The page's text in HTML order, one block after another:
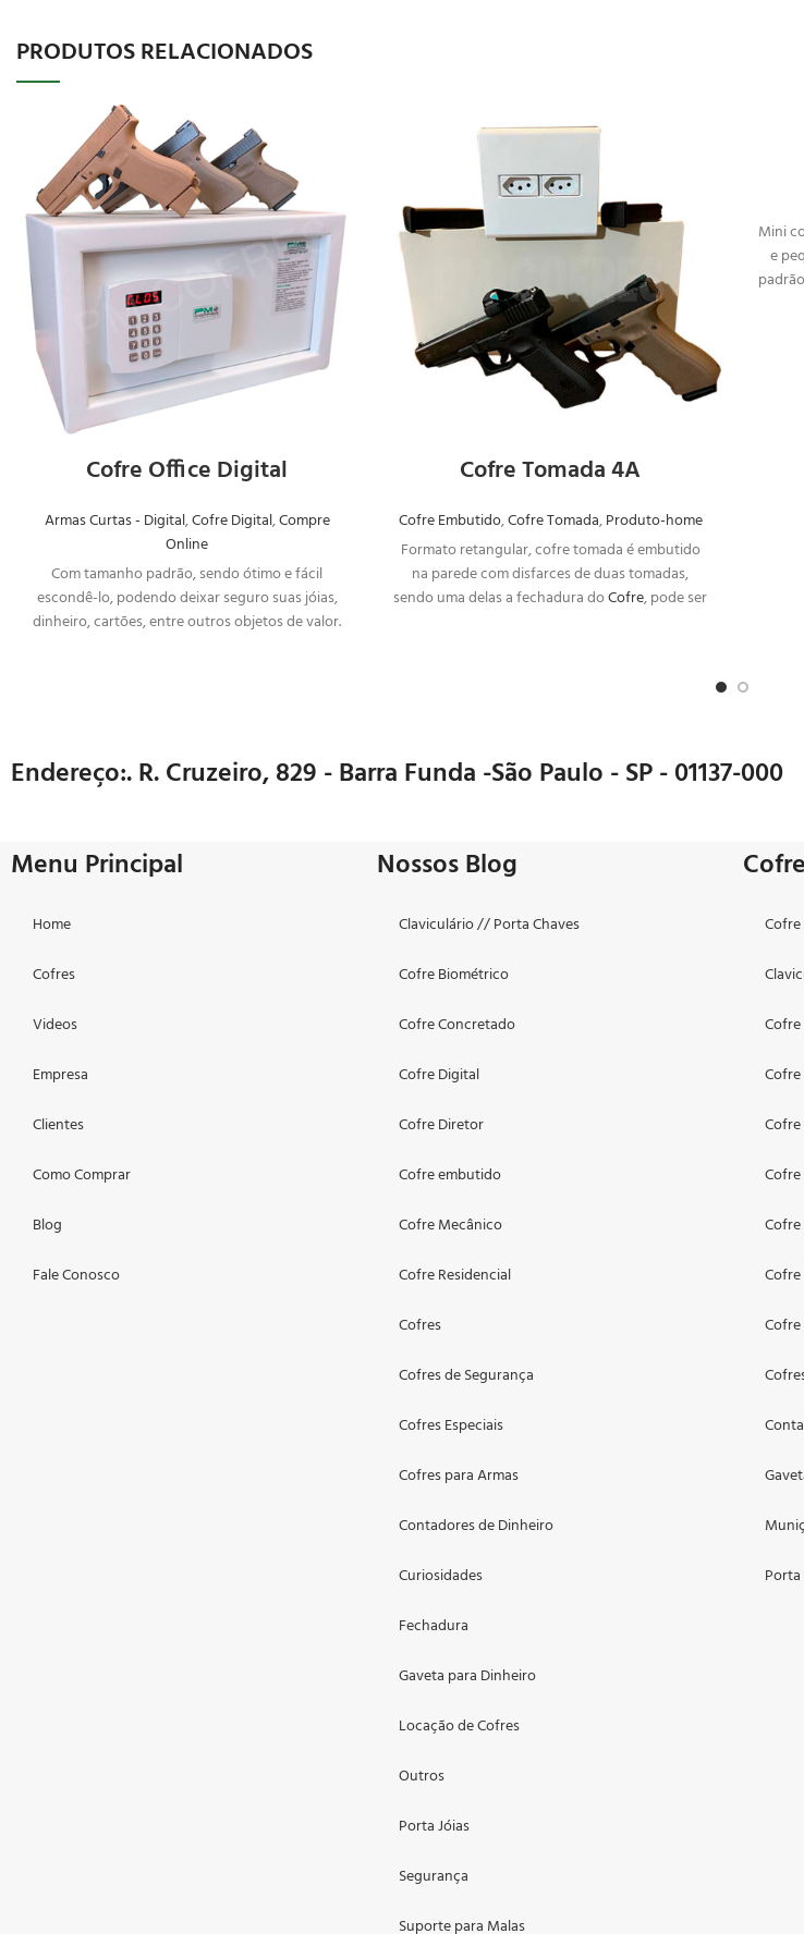
PRODUTOS RELACIONADOS
Cofre Office Digital
Armas Curtas - Digital,Cofre Digital,Compre
Online
Com tamanho padrão, sendo ótimo e fácil
escondê-lo, podendo deixar seguro suas jóias,
dinheiro, cartões, entre outros objetos de valor.
SOLICITAR
ORÇAMENTO
Cofre Tomada 4A
Cofre Embutido,Cofre Tomada,Produto-home
Formato retangular, cofre tomada é embutido
na parede com disfarces de duas tomadas,
sendo uma delas a fechadura doCofre, pode ser
SOLICITAR
ORÇAMENTO
Mini
e
Endereço:. R. Cruzeiro, 829 - Barra Funda -São Paulo - SP - 01137-000
Menu Principal
Home
Cofres
Videos
Empresa
Clientes
Como Comprar
Blog
Fale Conosco
Nossos Blog
Claviculário // Porta Chaves
Cofre Biométrico
Cofre Concretado
Cofre Digital
Cofre Diretor
Cofre embutido
Cofre Mecânico
Cofre Residencial
Cofres
Cofres de Segurança
Cofres Especiais
Cofres para Armas
Contadores de Dinheiro
Curiosidades
Fechadura
Gaveta para Dinheiro
Locação de Cofres
Outros
Porta Jóias
Segurança
Suporte para Malas